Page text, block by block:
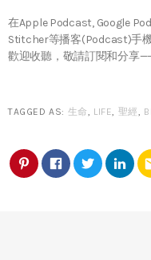
在Apple Podcast, Google
Stitcher等播客(Podcast)手機
歡迎收聽，敬請訂閱和分享
TAGGED AS: 生命, LIFE, 聖經,